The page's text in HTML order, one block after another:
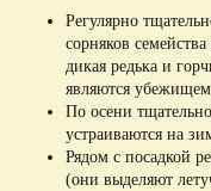
Регулярно
сорняков
дикая редька и
являются убежищем
По осени
устраиваются на
Рядом с посадкой
(они выделяют